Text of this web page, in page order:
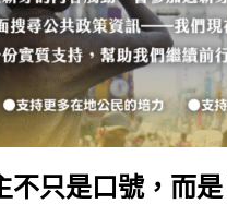
不只是口號，而